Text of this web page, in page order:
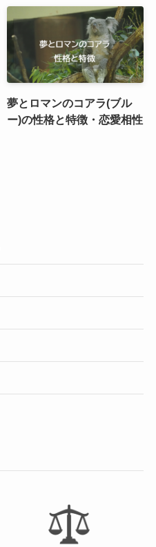
夢とロマンのコアラ(ブル
ー)の性格と特徴・恋愛相性